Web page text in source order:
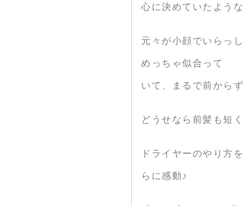
心に決めていたよう
元々が小顔でいらっ
めっちゃ似合って
いて、まるで前から
どうせなら前髪も短
ドライヤーのやり方
らに感動♪